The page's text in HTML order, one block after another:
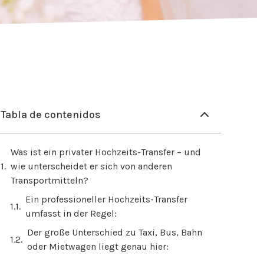
Tabla de contenidos
Was ist ein privater Hochzeits-Transfer – und
wie unterscheidet er sich von anderen
Transportmitteln?
Ein professioneller Hochzeits-Transfer
umfasst in der Regel:
Der große Unterschied zu Taxi, Bus, Bahn
oder Mietwagen liegt genau hier: